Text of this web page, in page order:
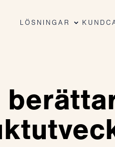
LÖSNINGAR